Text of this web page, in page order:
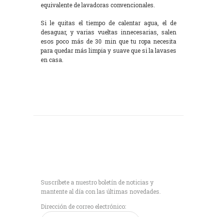
equivalente de lavadoras convencionales.
Si le quitas el tiempo de calentar agua, el de
desaguar, y varias vueltas innecesarias, salen
esos poco más de 30 min que tu ropa necesita
para quedar más limpia y suave que si la lavases
en casa.
Suscríbete a nuestro boletín de noticias y
mantente al día con las últimas novedades.
Dirección de correo electrónico: